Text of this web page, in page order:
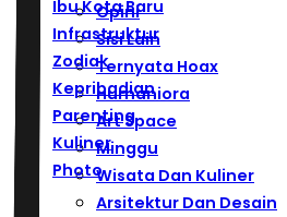
Ibu Kota Baru
Infrastruktur
Zodiak
Kepribadian
Parenting
Kuliner
Photo
Opini
Sisi Lain
Ternyata Hoax
Humaniora
Art Space
Minggu
Wisata Dan Kuliner
Arsitektur Dan Desain